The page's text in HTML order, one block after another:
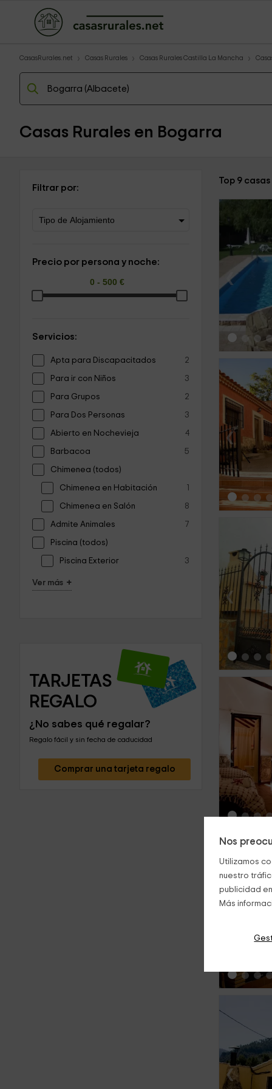
Nos
Utilizamos
nuestro
publicidad
Más
CasasRurales.net Casas Rurales Casas Rurales Castilla La Mancha
Casas Rurales en Bogarra
Filtrar por:
Precio por persona y noche:
Servicios:
Apta para Discapacitados 2
Para ir con Niños 3
Para Grupos 2
Para Dos Personas 3
Abierto en Nochevieja 4
Barbacoa 5
Chimenea (todos)
Chimenea en Habitación 1
Chimenea en Salón 8
Admite Animales 7
Piscina (todos)
Piscina Exterior 3
Ver más +
TARJETAS
REGALO
¿No sabes qué regalar?
Regalo fácil y sin fecha de caducidad
Comprar una tarjeta regalo
Top 9
‹
‹
‹
‹
‹
‹